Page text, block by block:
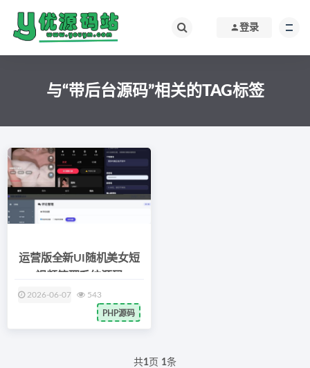
登录
与“带后台源码”相关的TAG标签
运营版全新UI随机美女短
2026-06-07 543
PHP源码
共1 页 1条